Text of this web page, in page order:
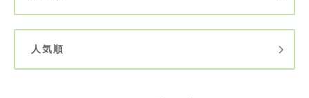
人気順